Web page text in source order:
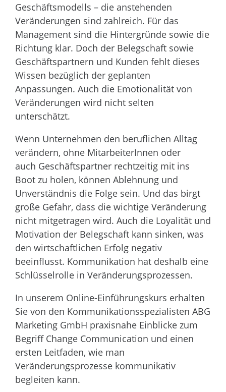
Geschäftsmodells – die anstehenden
Veränderungen sind zahlreich. Für das
Management sind die Hintergründe sowie die
Richtung klar. Doch der Belegschaft sowie
Geschäftspartnern und Kunden fehlt dieses
Wissen bezüglich der geplanten
Anpassungen. Auch die Emotionalität von
Veränderungen wird nicht selten
unterschätzt.
Wenn Unternehmen den beruflichen Alltag
verändern, ohne MitarbeiterInnen oder
auch Geschäftspartner rechtzeitig mit ins
Boot zu holen, können Ablehnung und
Unverständnis die Folge sein. Und das birgt
große Gefahr, dass die wichtige Veränderung
nicht mitgetragen wird. Auch die Loyalität und
Motivation der Belegschaft kann sinken, was
den wirtschaftlichen Erfolg negativ
beeinflusst. Kommunikation hat deshalb eine
Schlüsselrolle in Veränderungsprozessen.
In unserem Online-Einführungskurs erhalten
Sie von den Kommunikationsspezialisten ABG
Marketing GmbH praxisnahe Einblicke zum
Begriff Change Communication und einen
ersten Leitfaden, wie man
Veränderungsprozesse kommunikativ
begleiten kann.